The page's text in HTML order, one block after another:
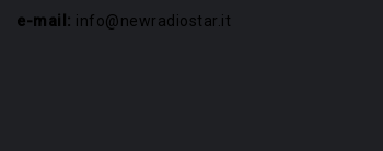
e-mail: info@newradiostar.it